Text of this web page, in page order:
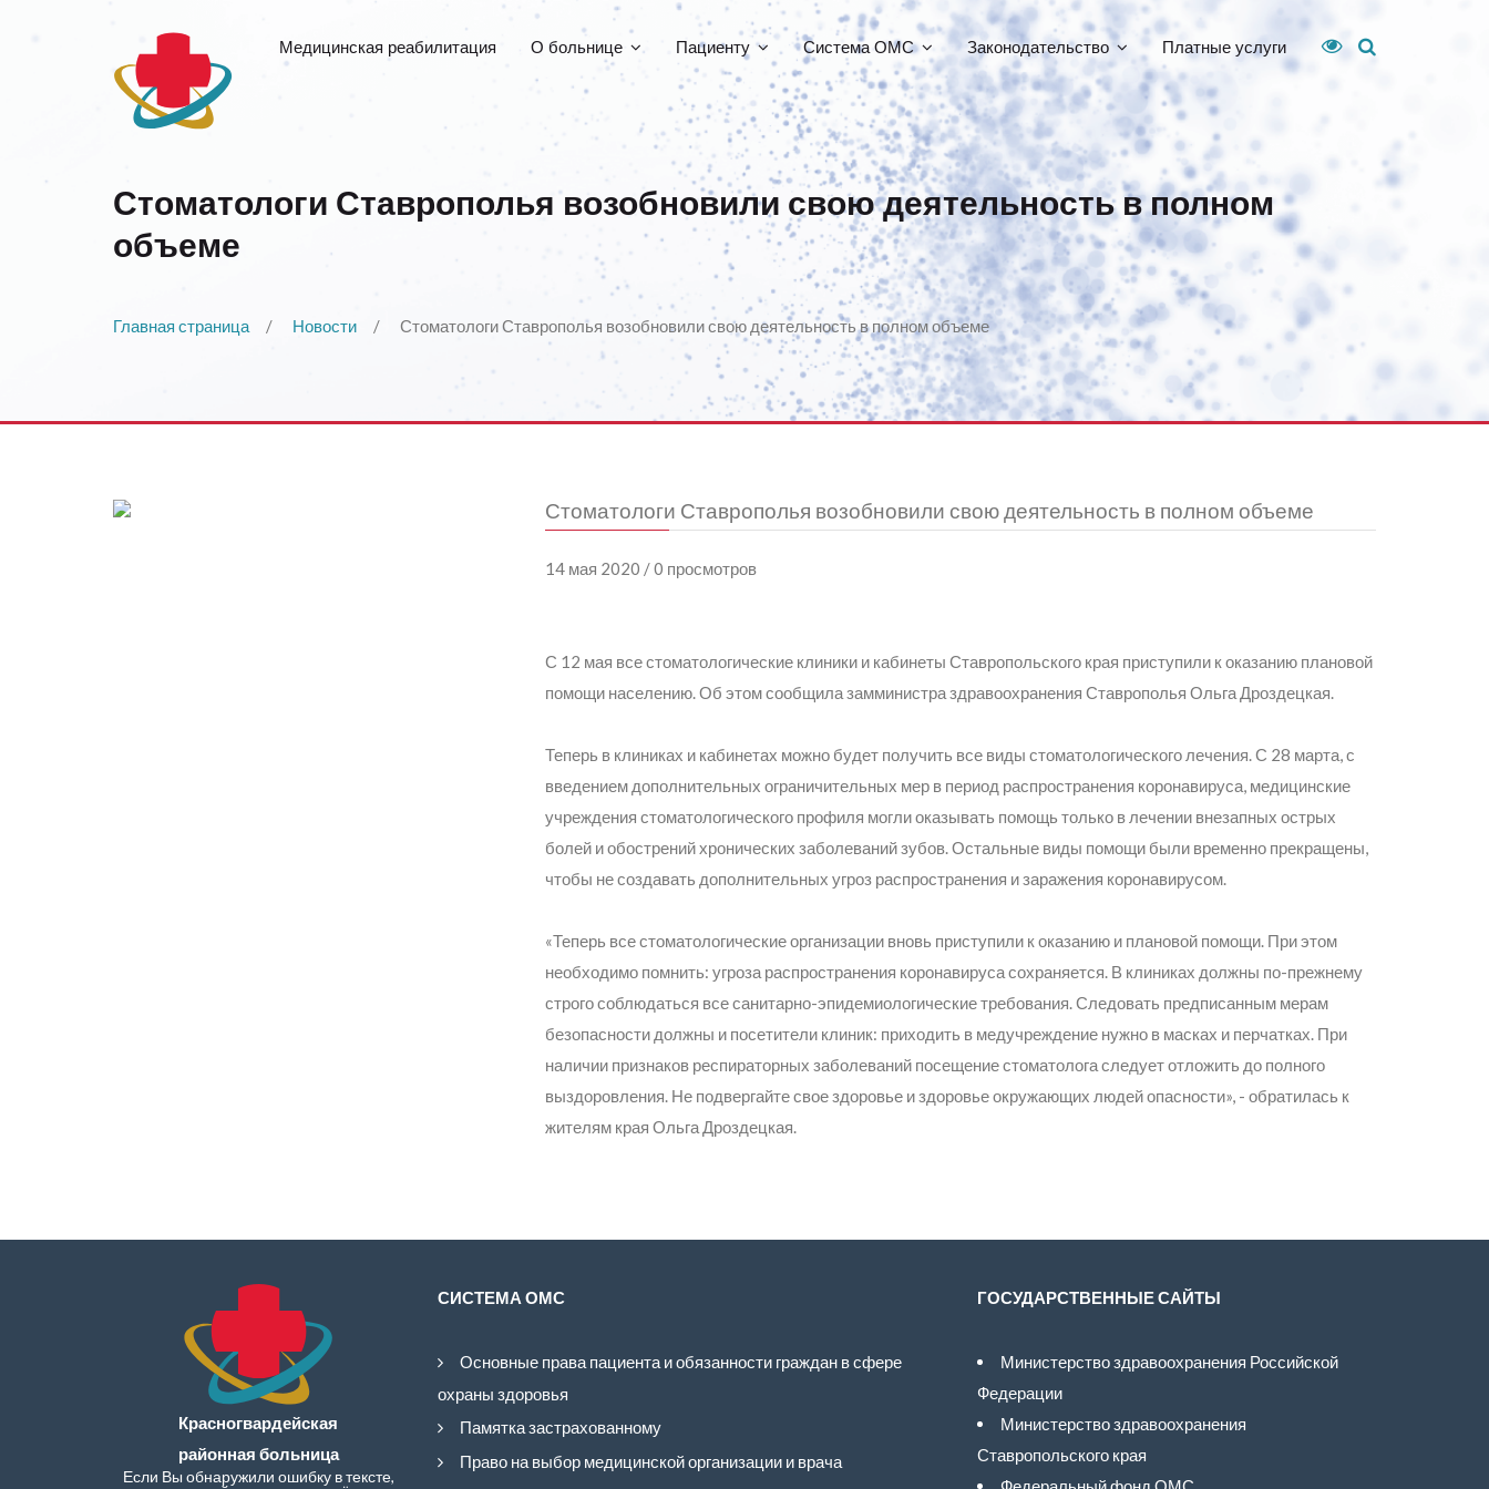
Медицинская реабилитация О больнице Пациенту Система ОМС Законодательство Платные услуги
Стоматологи Ставрополья возобновили свою деятельность в полном
объеме
Главная страница Новости Стоматологи Ставрополья возобновили свою деятельность в полном объеме
Стоматологи Ставрополья возобновили свою деятельность в полном объеме
14 мая 2020 / 0 просмотров
С 12 мая все стоматологические клиники и кабинеты Ставропольского края приступили к оказанию плановой
помощи населению. Об этом сообщила замминистра здравоохранения Ставрополья Ольга Дроздецкая.
Теперь в клиниках и кабинетах можно будет получить все виды стоматологического лечения. С 28 марта, с
введением дополнительных ограничительных мер в период распространения коронавируса, медицинские
учреждения стоматологического профиля могли оказывать помощь только в лечении внезапных острых
болей и обострений хронических заболеваний зубов. Остальные виды помощи были временно прекращены,
чтобы не создавать дополнительных угроз распространения и заражения коронавирусом.
«Теперь все стоматологические организации вновь приступили к оказанию и плановой помощи. При этом
необходимо помнить: угроза распространения коронавируса сохраняется. В клиниках должны по-прежнему
строго соблюдаться все санитарно-эпидемиологические требования. Следовать предписанным мерам
безопасности должны и посетители клиник: приходить в медучреждение нужно в масках и перчатках. При
наличии признаков респираторных заболеваний посещение стоматолога следует отложить до полного
выздоровления. Не подвергайте свое здоровье и здоровье окружающих людей опасности», - обратилась к
жителям края Ольга Дроздецкая.
Красногвардейская
районная больница
Если Вы обнаружили ошибку в тексте,
СИСТЕМА ОМС
Основные права пациента и обязанности граждан в сфере
охраны здоровья
Памятка застрахованному
Право на выбор медицинской организации и врача
ГОСУДАРСТВЕННЫЕ САЙТЫ
Министерство здравоохранения Российской
Федерации
Министерство здравоохранения
Ставропольского края